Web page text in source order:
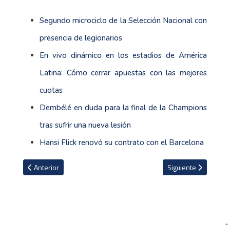
Segundo microciclo de la Selección Nacional con
presencia de legionarios
En vivo dinámico en los estadios de América
Latina: Cómo cerrar apuestas con las mejores
cuotas
Dembélé en duda para la final de la Champions
tras sufrir una nueva lesión
Hansi Flick renovó su contrato con el Barcelona
Artículo anterior: Arsenal venció al Burnley y le mete presión al
Anterior Artículo siguiente:
Siguiente